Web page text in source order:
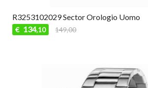
R3253102029 Sector Orologio Uomo
€ 134,10 149,00